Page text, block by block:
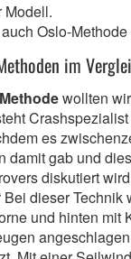
Modell.
Oslo-
im
wollten
es
damit gab und
diskutiert
Bei dieser Technik
und hinten mit